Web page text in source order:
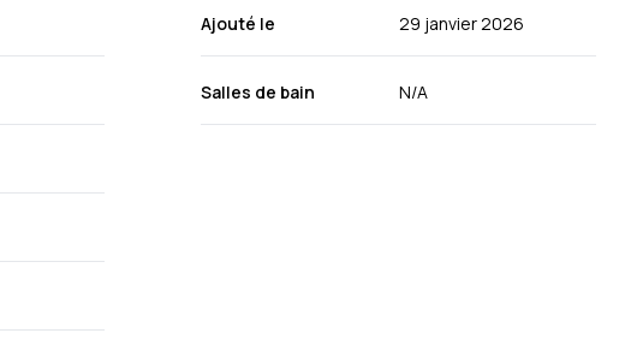
Ajouté le 29 janvier 2026
Salles de bain N/A